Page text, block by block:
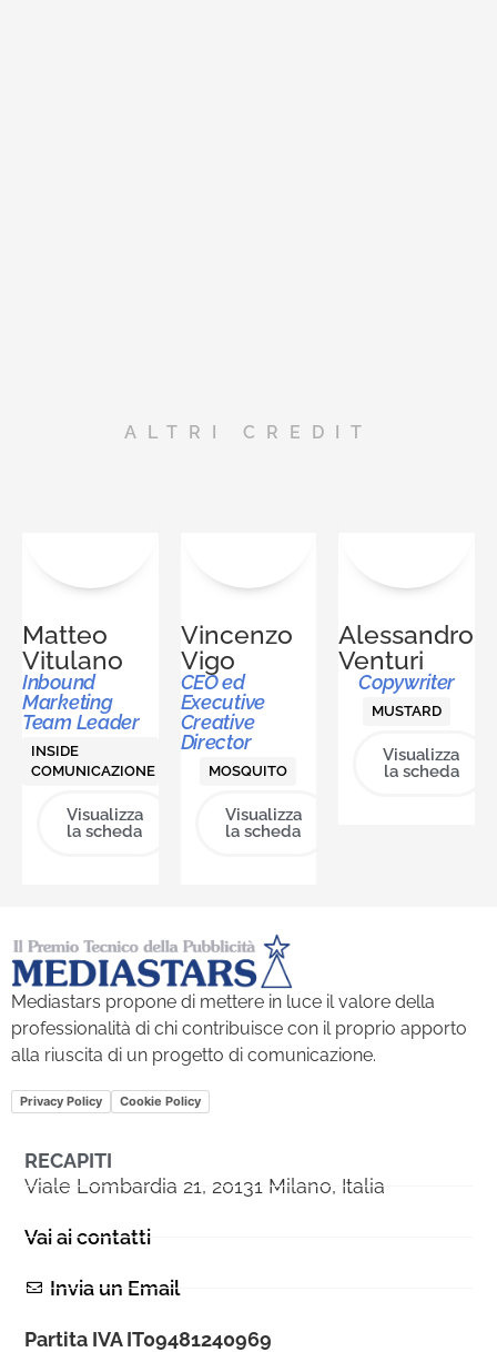
ALTRI CREDIT
Matteo
Vitulano
Inbound
Marketing
Team Leader
INSIDE
COMUNICAZIONE
Visualizza
la scheda
Vincenzo
Vigo
CEO ed
Executive
Creative
Director
MOSQUITO
Visualizza
la scheda
Alessandro
Venturi
Copywriter
MUSTARD
Visualizza
la scheda
Mediastars propone di mettere in luce il valore della
professionalità di chi contribuisce con il proprio apporto
alla riuscita di un progetto di comunicazione.
Privacy Policy Cookie Policy
RECAPITI
Viale Lombardia 21, 20131 Milano, Italia
Vai ai contatti
Invia un Email
Partita IVA IT09481240969